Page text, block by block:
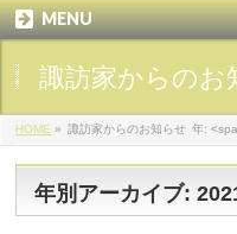
MENU
諏訪家からのお
HOME » 諏訪家からのお知らせ 年:
年別アーカイブ: